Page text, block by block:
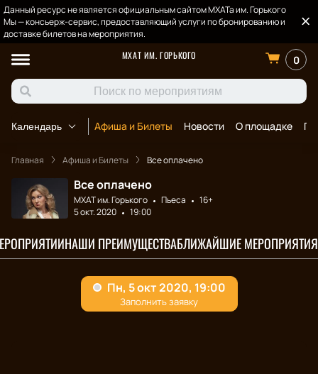
Данный ресурс не является официальным сайтом МХАТа им. Горького
Мы — консьерж-сервис, предоставляющий услуги по бронированию и
доставке билетов на мероприятия.
МХАТ ИМ. ГОРЬКОГО
0
Календарь Афиша и Билеты Новости О площадке
Главная Афиша и Билеты Все оплачено
Все оплачено
МХАТ им. Горького Пьеса
16+
5 окт. 2020
19:00
НАШИ ПРЕИМУЩЕСТВАБЛИЖАЙШИЕ МЕРОПРИЯТИЯ